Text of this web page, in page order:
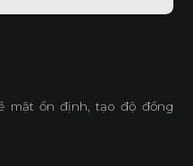
mặt ổn định, tạo độ đồng